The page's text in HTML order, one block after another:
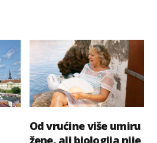
Od vrućine više umiru
žene, ali biologija nije